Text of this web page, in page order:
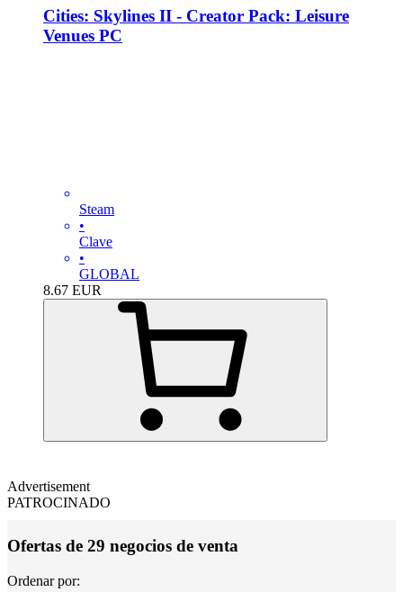
Cities: Skylines II - Creator Pack: Leisure
Venues PC
Steam
•
Clave
•
GLOBAL
8.67 EUR
Advertisement
PATROCINADO
Ofertas de 29 negocios de venta
Ordenar por: